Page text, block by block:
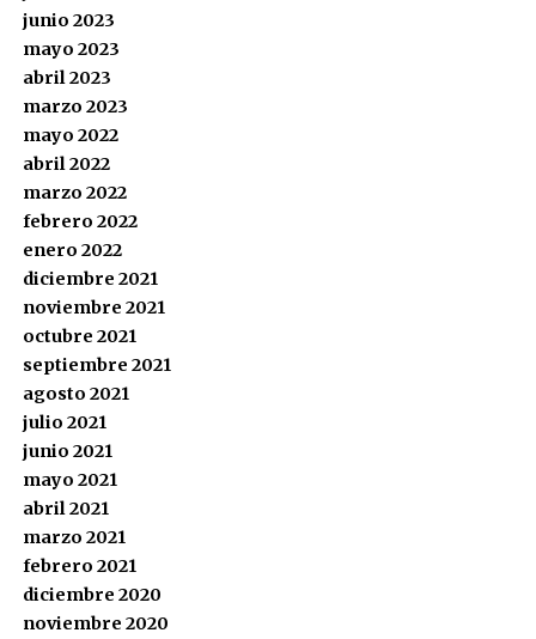
junio 2023
mayo 2023
abril 2023
marzo 2023
mayo 2022
abril 2022
marzo 2022
febrero 2022
enero 2022
diciembre 2021
noviembre 2021
octubre 2021
septiembre 2021
agosto 2021
julio 2021
junio 2021
mayo 2021
abril 2021
marzo 2021
febrero 2021
diciembre 2020
noviembre 2020